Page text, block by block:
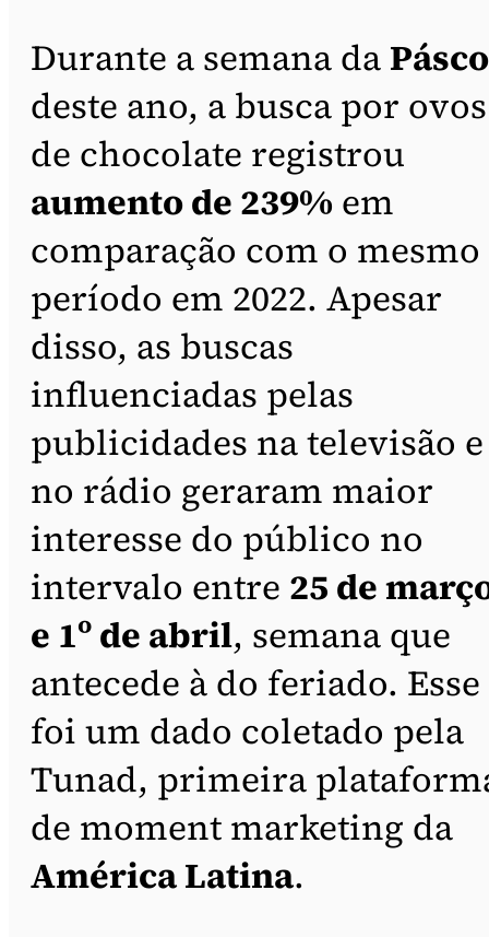
Durante a semana da
deste ano, a busca por ovos
de chocolate registrou
aumento de 239% em
comparação com o mesmo
período em 2022. Apesar
disso, as buscas
influenciadas pelas
publicidades na televisão e
no rádio geraram maior
interesse do público no
intervalo entre 25 de
e 1º de abril, semana que
antecede à do feriado. Esse
foi um dado coletado pela
Tunad, primeira
de moment marketing da
América Latina.